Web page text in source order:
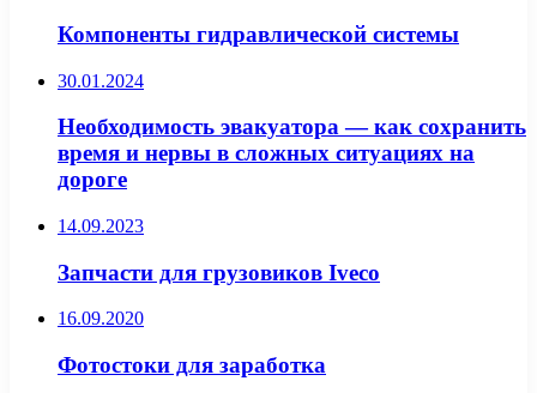
Компоненты гидравлической системы
30.01.2024
Необходимость эвакуатора — как сохранить
время и нервы в сложных ситуациях на
дороге
14.09.2023
Запчасти для грузовиков Iveco
16.09.2020
Фотостоки для заработка